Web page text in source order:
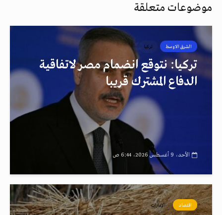
موضوعات متعلقة
الشرق الاوسط تركيا
تركيا: نتوقع انضمام مصر لاتفاقية
الدفاع المشترك قريبا
الأحد، 9 أغسطس 2026، 6:44 ص
اقتصاد الإمارات